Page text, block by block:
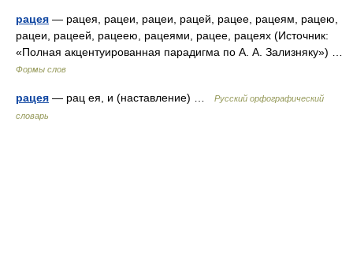
рацея — рацея, рацеи, рацеи, рацей, рацее, рацеям, рацею,
рацеи, рацеей, рацеею, рацеями, рацее, рацеях (Источник:
«Полная акцентуированная парадигма по А. А. Зализняку») …
Формы слов
рацея — рац ея, и (наставление) …
Русский орфографический
словарь